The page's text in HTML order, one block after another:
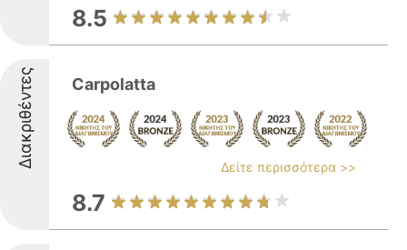
8.5
Διακριθέντες Carpolatta
Δείτε περισσότερα >>
8.7